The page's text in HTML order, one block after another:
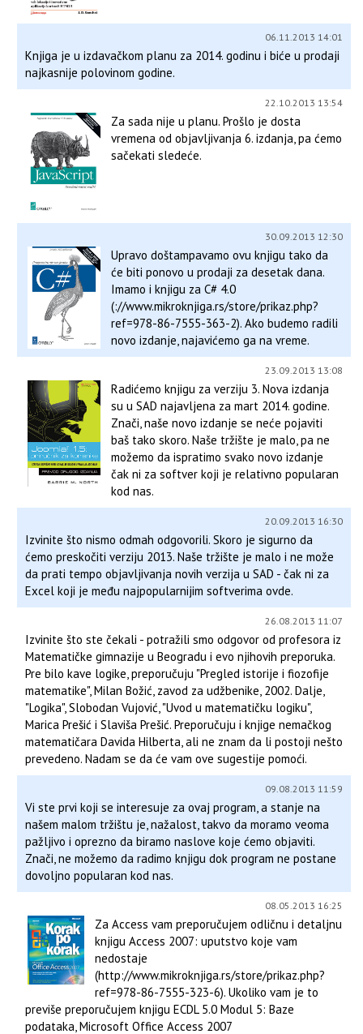
06.11.2013 14:01
Knjiga je u izdavačkom planu za 2014. godinu i biće u prodaji
najkasnije polovinom godine.
22.10.2013 13:54
Za sada nije u planu. Prošlo je dosta
vremena od objavljivanja 6. izdanja, pa ćemo
sačekati sledeće.
30.09.2013 12:30
Upravo doštampavamo ovu knjigu tako da
će biti ponovo u prodaji za desetak dana.
Imamo i knjigu za C# 4.0
(://www.mikroknjiga.rs/store/prikaz.php?
ref=978-86-7555-363-2). Ako budemo radili
novo izdanje, najavićemo ga na vreme.
23.09.2013 13:08
Radićemo knjigu za verziju 3. Nova izdanja
su u SAD najavljena za mart 2014. godine.
Znači, naše novo izdanje se neće pojaviti
baš tako skoro. Naše tržište je malo, pa ne
možemo da ispratimo svako novo izdanje
čak ni za softver koji je relativno popularan
kod nas.
20.09.2013 16:30
Izvinite što nismo odmah odgovorili. Skoro je sigurno da
ćemo preskočiti verziju 2013. Naše tržište je malo i ne može
da prati tempo objavljivanja novih verzija u SAD - čak ni za
Excel koji je među najpopularnijim softverima ovde.
26.08.2013 11:07
Izvinite što ste čekali - potražili smo odgovor od profesora iz
Matematičke gimnazije u Beogradu i evo njihovih preporuka.
Pre bilo kave logike, preporučuju "Pregled istorije i fiozofije
matematike", Milan Božić, zavod za udžbenike, 2002. Dalje,
"Logika", Slobodan Vujović, "Uvod u matematičku logiku",
Marica Prešić i Slaviša Prešić. Preporučuju i knjige nemačkog
matematičara Davida Hilberta, ali ne znam da li postoji nešto
prevedeno. Nadam se da će vam ove sugestije pomoći.
09.08.2013 11:59
Vi ste prvi koji se interesuje za ovaj program, a stanje na
našem malom tržištu je, nažalost, takvo da moramo veoma
pažljivo i oprezno da biramo naslove koje ćemo objaviti.
Znači, ne možemo da radimo knjigu dok program ne postane
dovoljno popularan kod nas.
08.05.2013 16:25
Za Access vam preporučujem odličnu i detaljnu
knjigu Access 2007: uputstvo koje vam
nedostaje
(http://www.mikroknjiga.rs/store/prikaz.php?
ref=978-86-7555-323-6). Ukoliko vam je to
previše preporučujem knjigu ECDL 5.0 Modul 5: Baze
podataka, Microsoft Office Access 2007